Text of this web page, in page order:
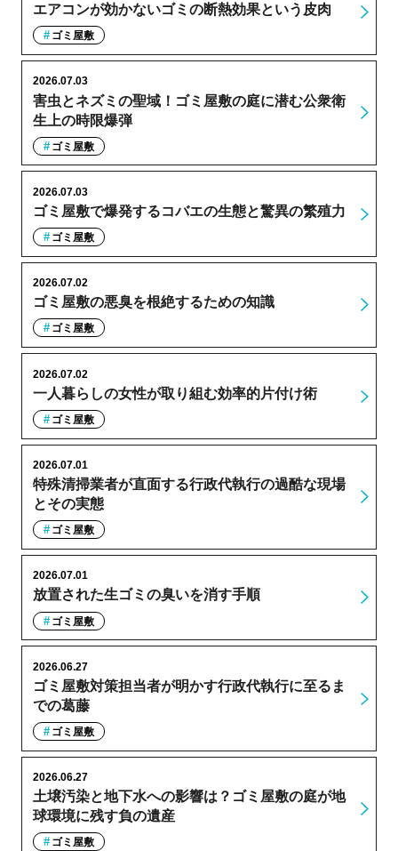
エアコンが効かないゴミの断熱効果という皮肉
ゴミ屋敷
害虫とネズミの聖域！ゴミ屋敷の庭に潜む公衆衛
生上の時限爆弾
2026.07.03
ゴミ屋敷
ゴミ屋敷で爆発するコバエの生態と驚異の繁殖力
2026.07.03
ゴミ屋敷
ゴミ屋敷の悪臭を根絶するための知識
2026.07.02
ゴミ屋敷
一人暮らしの女性が取り組む効率的片付け術
2026.07.02
ゴミ屋敷
特殊清掃業者が直面する行政代執行の過酷な現場
とその実態
2026.07.01
ゴミ屋敷
放置された生ゴミの臭いを消す手順
2026.07.01
ゴミ屋敷
ゴミ屋敷対策担当者が明かす行政代執行に至るま
での葛藤
2026.06.27
ゴミ屋敷
土壌汚染と地下水への影響は？ゴミ屋敷の庭が地
球環境に残す負の遺産
2026.06.27
ゴミ屋敷